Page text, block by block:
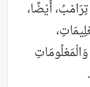
أَيْضًا،